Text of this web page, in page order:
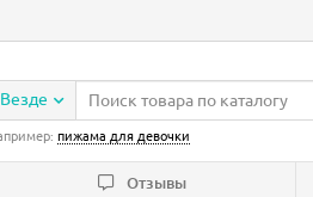
Везде
пижама для девочки
Отзывы